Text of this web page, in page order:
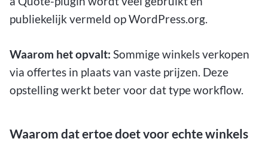
publiekelijk vermeld op WordPress.org.
Waarom het opvalt: Sommige winkels verkopen
via offertes in plaats van vaste prijzen. Deze
opstelling werkt beter voor dat type workflow.
Waarom dat ertoe doet voor echte winkels